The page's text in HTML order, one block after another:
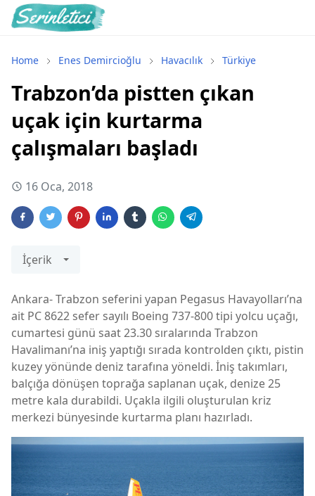
Home Enes Demircioğlu Havacılık Türkiye
Trabzon’da pistten çıkan
uçak için kurtarma
çalışmaları başladı
16 Oca, 2018
İçerik
Ankara- Trabzon seferini yapan Pegasus Havayolları’na
ait PC 8622 sefer sayılı Boeing 737-800 tipi yolcu uçağı,
cumartesi günü saat 23.30 sıralarında Trabzon
Havalimanı’na iniş yaptığı sırada kontrolden çıktı, pistin
kuzey yönünde deniz tarafına yöneldi. İniş takımları,
balçığa dönüşen toprağa saplanan uçak, denize 25
metre kala durabildi. Uçakla ilgili oluşturulan kriz
merkezi bünyesinde kurtarma planı hazırladı.